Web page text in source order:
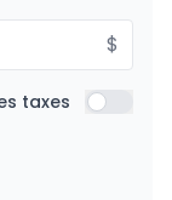
$/Sem.
$
taxes Inclure